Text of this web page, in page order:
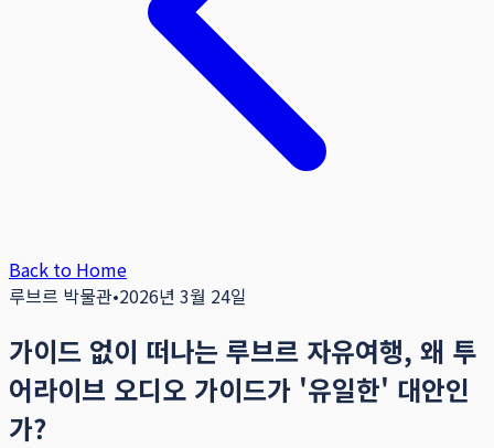
Back to Home
루브르 박물관•2026년 3월 24일
가이드 없이 떠나는 루브르 자유여행, 왜 투
어라이브 오디오 가이드가 '유일한' 대안인
가?